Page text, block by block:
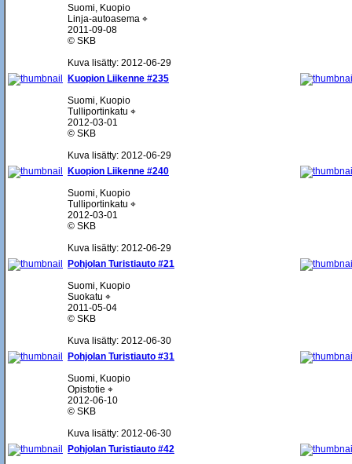
Suomi, Kuopio
Linja-autoasema ⌖
2011-09-08
© SKB
Kuva lisätty: 2012-06-29
Kuopion Liikenne #235
Suomi, Kuopio
Tulliportinkatu ⌖
2012-03-01
© SKB
Kuva lisätty: 2012-06-29
Kuopion Liikenne #240
Suomi, Kuopio
Tulliportinkatu ⌖
2012-03-01
© SKB
Kuva lisätty: 2012-06-29
Pohjolan Turistiauto #21
Suomi, Kuopio
Suokatu ⌖
2011-05-04
© SKB
Kuva lisätty: 2012-06-30
Pohjolan Turistiauto #31
Suomi, Kuopio
Opistotie ⌖
2012-06-10
© SKB
Kuva lisätty: 2012-06-30
Pohjolan Turistiauto #42